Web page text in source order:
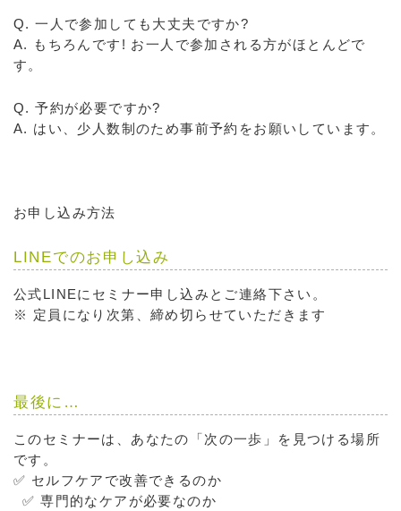
Q. 一人で参加しても大丈夫ですか?
A. もちろんです! お一人で参加される方がほとんどで
す。
Q. 予約が必要ですか?
A. はい、少人数制のため事前予約をお願いしています。
お申し込み方法
LINEでのお申し込み
公式LINEにセミナー申し込みとご連絡下さい。
※ 定員になり次第、締め切らせていただきます
最後に…
このセミナーは、あなたの「次の一歩」を見つける場所
です。
✅ セルフケアで改善できるのか
✅ 専門的なケアが必要なのか